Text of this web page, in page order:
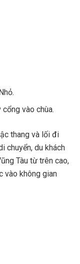
vào chùa.
thang và lối đi
chuyển, du khách
Tàu từ trên cao,
vào không gian